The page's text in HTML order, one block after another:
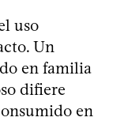
uso
Un
en familia
difiere
en